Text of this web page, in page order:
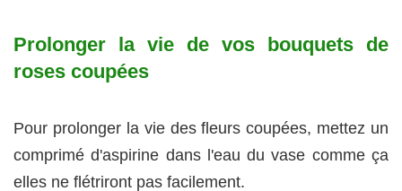
Prolonger la vie de vos bouquets de
roses coupées
Pour prolonger la vie des fleurs coupées, mettez un
comprimé d'aspirine dans l'eau du vase comme ça
elles ne flétriront pas facilement.